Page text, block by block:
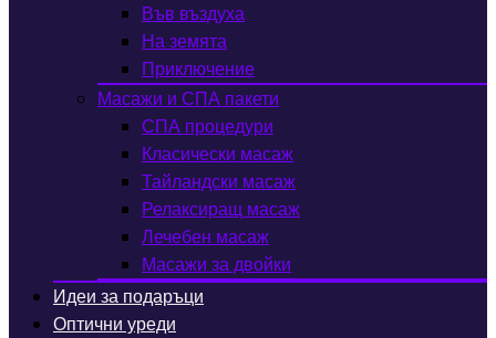
Във въздуха
На земята
Приключение
Масажи и СПА пакети
СПА процедури
Класически масаж
Тайландски масаж
Релаксиращ масаж
Лечебен масаж
Масажи за двойки
Идеи за подаръци
Оптични уреди